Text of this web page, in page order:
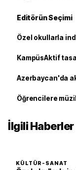
Editörün Seçimi
Özel okullarla
KampüsAktif
Azerbaycan'da
Öğrencilere
İlgili Haberler
KÜLTÜR-SANAT